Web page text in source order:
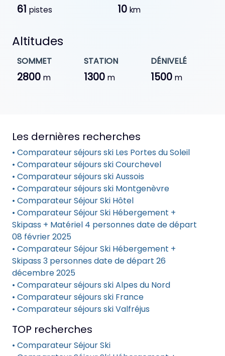
61 pistes 10 km
Altitudes
SOMMET
2800 m
STATION
1300 m
DÉNIVELÉ
1500m
Les dernières recherches
• Comparateur séjours ski Les Portes du Soleil
• Comparateur séjours ski Courchevel
• Comparateur séjours ski Aussois
• Comparateur séjours ski Montgenèvre
• Comparateur Séjour Ski Hôtel
• Comparateur Séjour Ski Hébergement +
Skipass + Matériel 4 personnes date de départ
08 février 2025
• Comparateur Séjour Ski Hébergement +
Skipass 3 personnes date de départ 26
décembre 2025
• Comparateur séjours ski Alpes du Nord
• Comparateur séjours ski France
• Comparateur séjours ski Valfréjus
TOP recherches
• Comparateur Séjour Ski